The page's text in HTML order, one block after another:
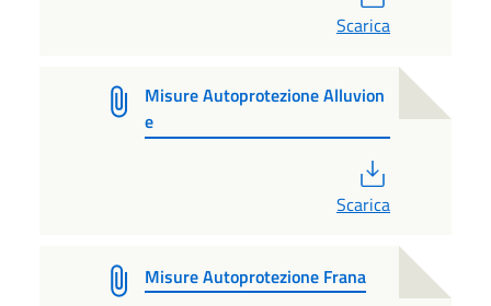
Scarica
Misure Autoprotezione Alluvion
e
Scarica
Misure Autoprotezione Frana